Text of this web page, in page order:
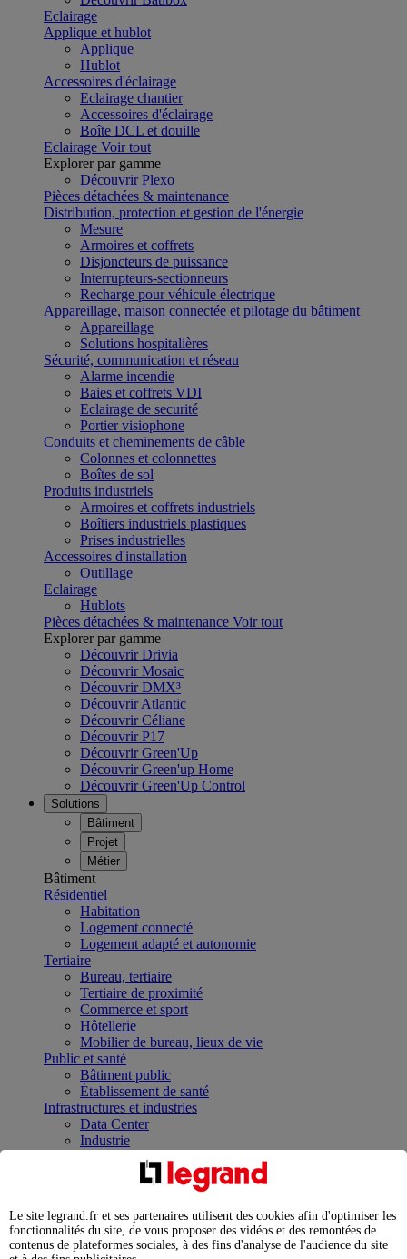
Eclairage
Applique et hublot
Applique
Hublot
Accessoires d'éclairage
Eclairage chantier
Accessoires d'éclairage
Boîte DCL et douille
Eclairage Voir tout
Explorer par gamme
Découvrir Plexo
Pièces détachées & maintenance
Distribution, protection et gestion de l'énergie
Mesure
Armoires et coffrets
Disjoncteurs de puissance
Interrupteurs-sectionneurs
Recharge pour véhicule électrique
Appareillage, maison connectée et pilotage du bâtiment
Appareillage
Solutions hospitalières
Sécurité, communication et réseau
Alarme incendie
Baies et coffrets VDI
Eclairage de securité
Portier visiophone
Conduits et cheminements de câble
Colonnes et colonnettes
Boîtes de sol
Produits industriels
Armoires et coffrets industriels
Boîtiers industriels plastiques
Prises industrielles
Accessoires d'installation
Outillage
Eclairage
Hublots
Pièces détachées & maintenance Voir tout
Explorer par gamme
Découvrir Drivia
Découvrir Mosaic
Découvrir DMX³
Découvrir Atlantic
Découvrir Céliane
Découvrir P17
Découvrir Green'Up
Découvrir Green'up Home
Découvrir Green'Up Control
Solutions
Bâtiment
Projet
Métier
Bâtiment
Résidentiel
Habitation
Logement connecté
Logement adapté et autonomie
Tertiaire
Bureau, tertiaire
Tertiaire de proximité
Commerce et sport
Hôtellerie
Mobilier de bureau, lieux de vie
Public et santé
Bâtiment public
Établissement de santé
Infrastructures et industries
Data Center
Industrie
Infrastructures
Contrôler et planifier le fonctionnement des appareils
Répartir et optimiser son tableau électrique
Legrand Data Center Solutions : concentrer les
expertises au service de vos performances
Le site legrand.fr et ses partenaires utilisent des cookies afin d'optimiser les
fonctionnalités du site, de vous proposer des vidéos et des remontées de
contenus de plateformes sociales, à des fins d'analyse de l'audience du site